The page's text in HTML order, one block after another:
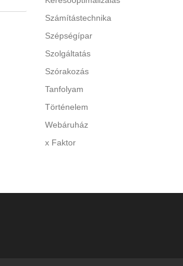
Számítástechnika
Szépségípar
Szolgáltatás
Szórakozás
Tanfolyam
Történelem
Webáruház
x Faktor